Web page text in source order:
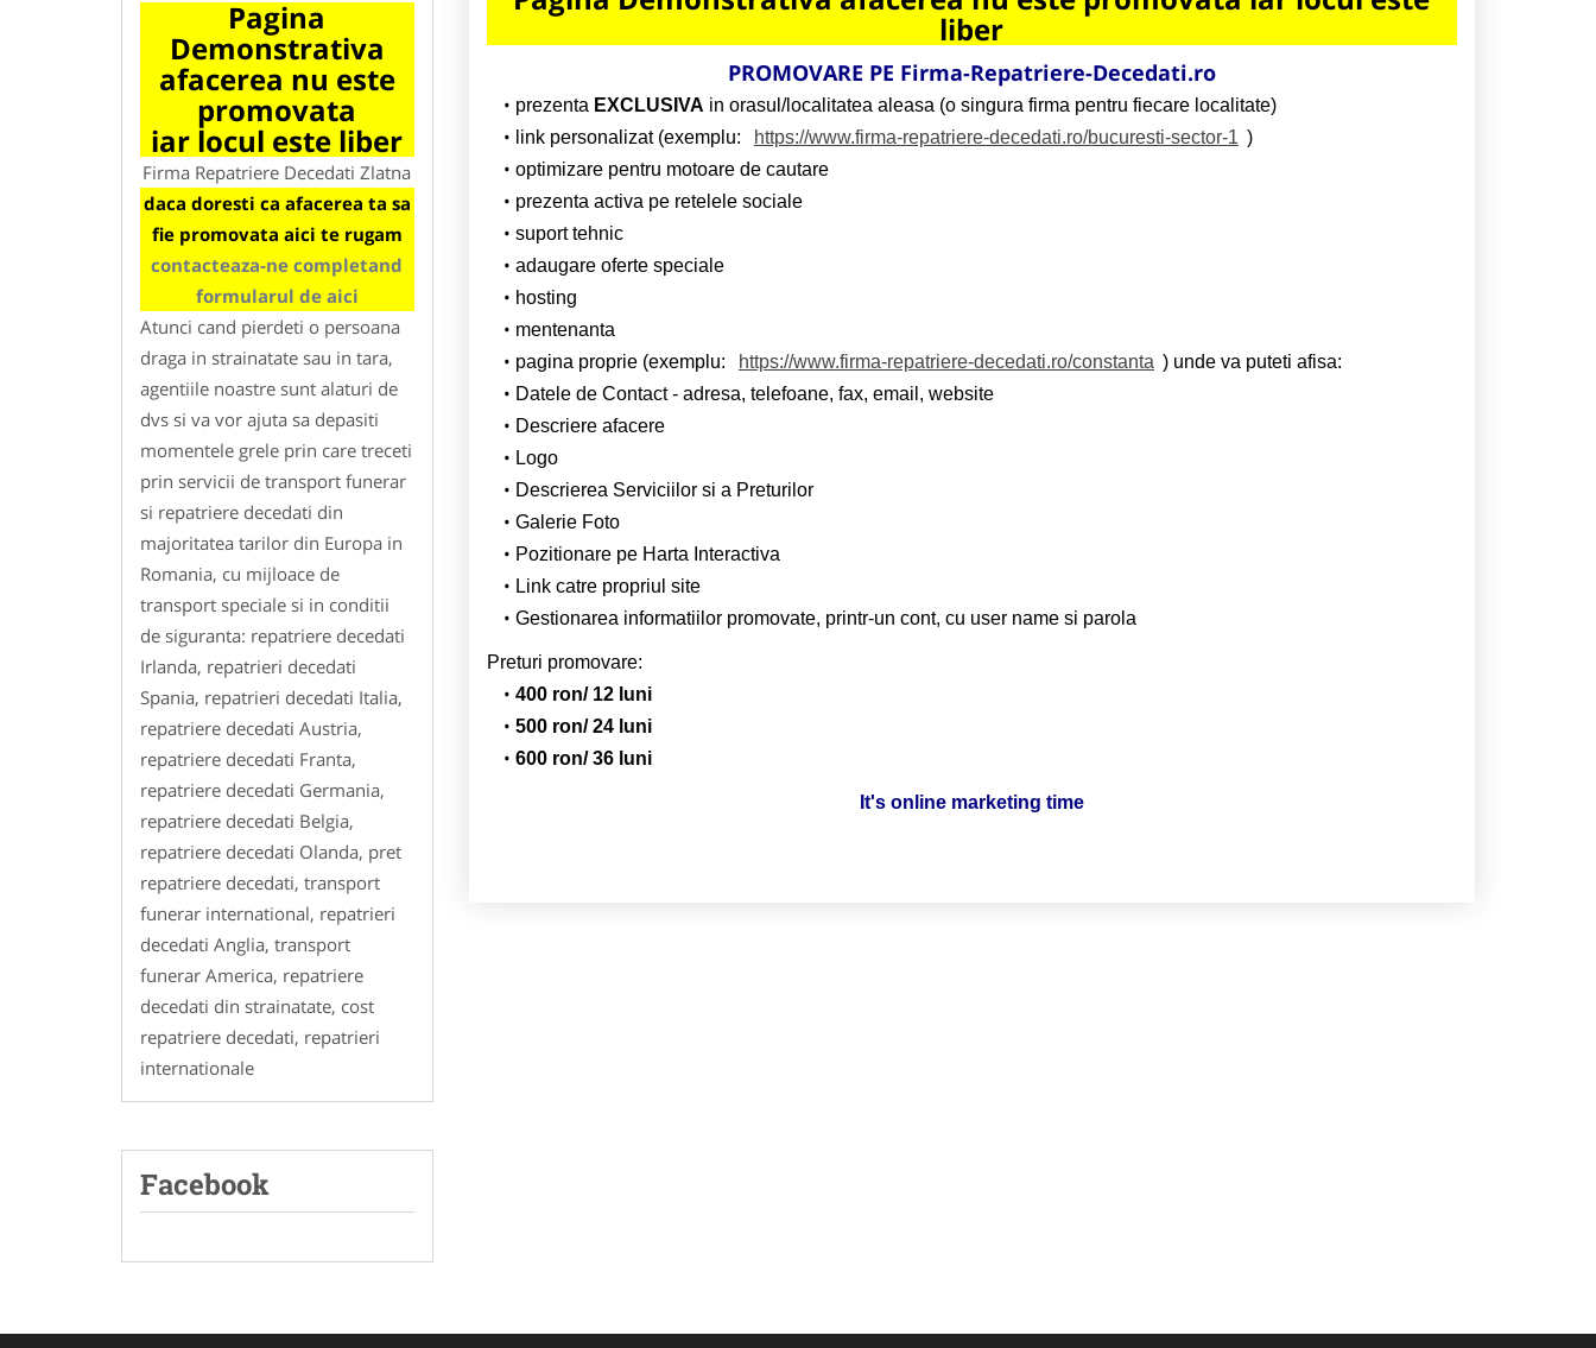
Pagina
Demonstrativa
afacerea nu este
promovata
iar locul este liber
Firma Repatriere Decedati Zlatna
daca doresti ca afacerea ta sa
fie promovata aici te rugam
contacteaza-ne completand
formularul de aici
Atunci cand pierdeti o persoana
draga in strainatate sau in tara,
agentiile noastre sunt alaturi de
dvs si va vor ajuta sa depasiti
momentele grele prin care treceti
prin servicii de transport funerar
si repatriere decedati din
majoritatea tarilor din Europa in
Romania, cu mijloace de
transport speciale si in conditii
de siguranta: repatriere decedati
Irlanda, repatrieri decedati
Spania, repatrieri decedati Italia,
repatriere decedati Austria,
repatriere decedati Franta,
repatriere decedati Germania,
repatriere decedati Belgia,
repatriere decedati Olanda, pret
repatriere decedati, transport
funerar international, repatrieri
decedati Anglia, transport
funerar America, repatriere
decedati din strainatate, cost
repatriere decedati, repatrieri
internationale
Facebook
liber
PROMOVARE PE Firma-Repatriere-Decedati.ro
prezenta EXCLUSIVA in orasul/localitatea aleasa (o singura firma pentru fiecare localitate)
link personalizat (exemplu:
https://www.firma-repatriere-decedati.ro/bucuresti-sector-1 )
optimizare pentru motoare de cautare
prezenta activa pe retelele sociale
suport tehnic
adaugare oferte speciale
hosting
mentenanta
pagina proprie (exemplu:
https://www.firma-repatriere-decedati.ro/constanta ) unde va puteti afisa:
Datele de Contact - adresa, telefoane, fax, email, website
Descriere afacere
Logo
Descrierea Serviciilor si a Preturilor
Galerie Foto
Pozitionare pe Harta Interactiva
Link catre propriul site
Gestionarea informatiilor promovate, printr-un cont, cu user name si parola
Preturi promovare:
400 ron/ 12 luni
500 ron/ 24 luni
600 ron/ 36 luni
It's online marketing time